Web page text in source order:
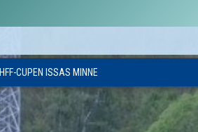
HFF-CUPEN ISSAS MINNE